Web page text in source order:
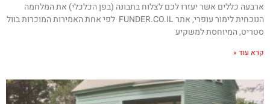
ארבעה כללים אשר יעזרו לכם לצלוח בתבונה (בפן הכלכלי) את המלחמה
הנוכחית לימור עופרי, אתר FUNDER.CO.IL ‏ לפי אחת האמירות המוכרות בוול
סטריט, המיוחסת למשקיע
קרא עוד »